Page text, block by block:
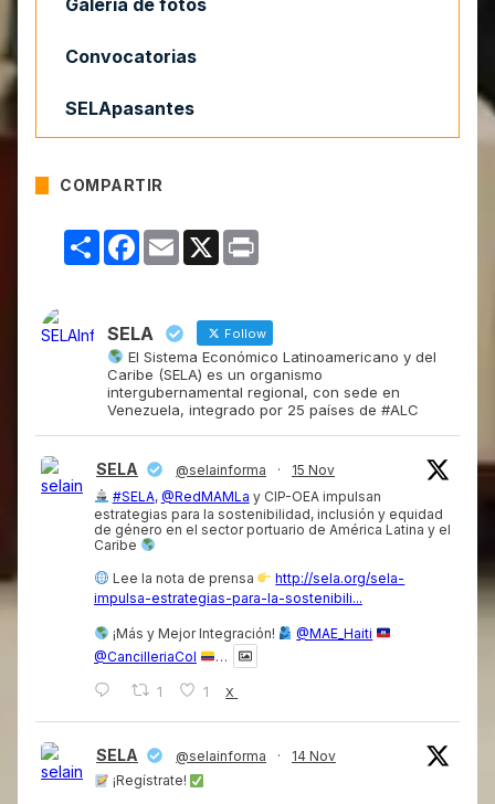
Convocatorias
SELApasantes
COMPARTIR
CompartirFacebook
Email X
SELA Follow
El Sistema Económico Latinoamericano y del
Caribe (SELA) es un organismo
intergubernamental regional, con sede en
Venezuela, integrado por 25 países de #ALC
SELA @selainforma ·
15 Nov
#SELA, @RedMAMLa y CIP-OEA impulsan
estrategias para la sostenibilidad, inclusión y equidad
de género en el sector portuario de América Latina y el
Caribe
Lee la nota de prensa
http://sela.org/sela-
impulsa-estrategias-para-la-sostenibili...
¡Más y Mejor Integración!
@MAE_Haiti
@CancilleriaCol
…
1 1 X
SELA @selainforma ·
14 Nov
¡Regístrate!